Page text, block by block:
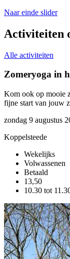
Naar einde slider
Activiteiten
Alle activiteiten
Zomeryoga in
Kom ook op mooie
fijne start van jouw
zondag 9 augustus
Koppelsteede
Wekelijks
Volwassenen
Betaald
13,50
10.30 tot